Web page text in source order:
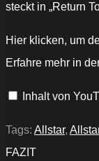
steckt in „Return
„Timo
Tolkki's
-
Call"
Van
Giersbergen
(Lyric
Hier klicken, um
Erfahre mehr in
Inhalt von
Tags: Allstar,
FAZIT